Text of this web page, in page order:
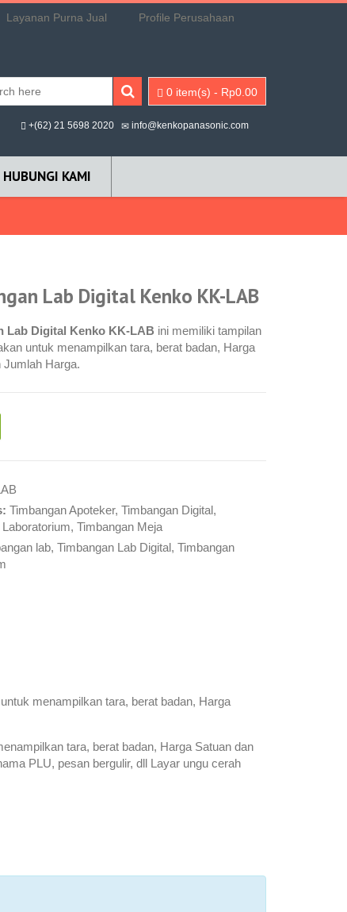
Layanan Purna Jual Profile Perusahaan
0 item(s) - Rp0.00
+(62) 21 5698 2020 info@kenkopanasonic.com
HUBUNGI KAMI
Lab Digital Kenko KK-LAB
Lab Digital Kenko KK-LAB ini memiliki tampilan
untuk menampilkan tara, berat badan, Harga
Jumlah Harga.
Timbangan Apoteker,Timbangan Digital,
,Timbangan Meja
lab,Timbangan Lab Digital,Timbangan
menampilkan tara, berat badan, Harga
tara, berat badan, Harga Satuan dan
PLU, pesan bergulir, dll Layar ungu cerah